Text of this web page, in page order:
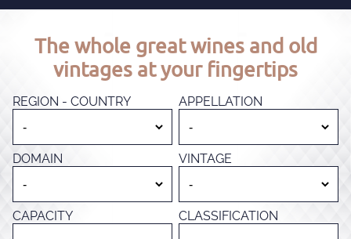
The whole great wines and old
vintages at your fingertips
REGION - COUNTRY APPELLATION
DOMAIN VINTAGE
CAPACITY CLASSIFICATION